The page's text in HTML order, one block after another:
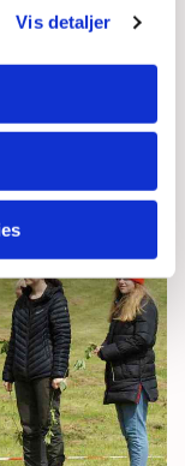
Vis detaljer